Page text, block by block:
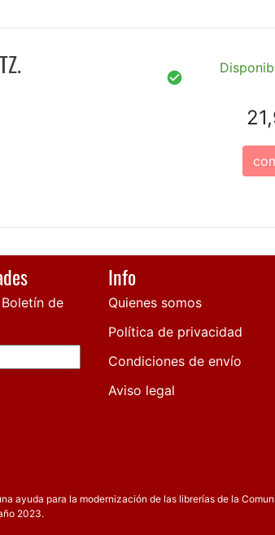
de
Info
Quienes somos
Política de privacidad
Condiciones de envío
Aviso legal
ayuda para la modernización de las librerías de la
2023.